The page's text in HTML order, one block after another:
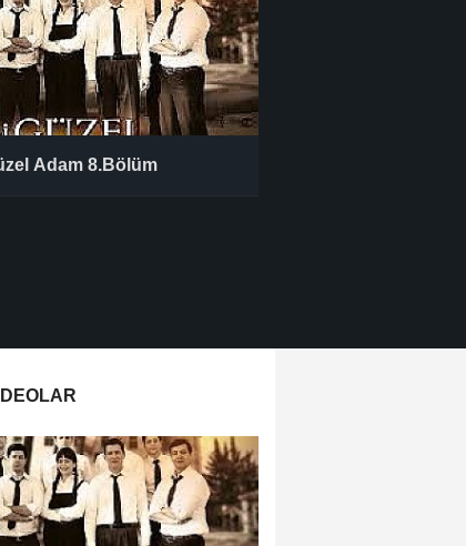
Adam 8.Bölüm